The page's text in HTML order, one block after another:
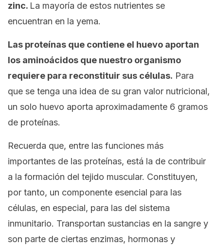
zinc. La mayoría de estos nutrientes se
encuentran en la yema.
Las proteínas que contiene el huevo aportan
los aminoácidos que nuestro organismo
requiere para reconstituir sus células. Para
que se tenga una idea de su gran valor nutricional,
un solo huevo aporta aproximadamente 6 gramos
de proteínas.
Recuerda que, entre las funciones más
importantes de las proteínas, está la de contribuir
a la formación del tejido muscular. Constituyen,
por tanto, un componente esencial para las
células, en especial, para las del sistema
inmunitario. Transportan sustancias en la sangre y
son parte de ciertas enzimas, hormonas y